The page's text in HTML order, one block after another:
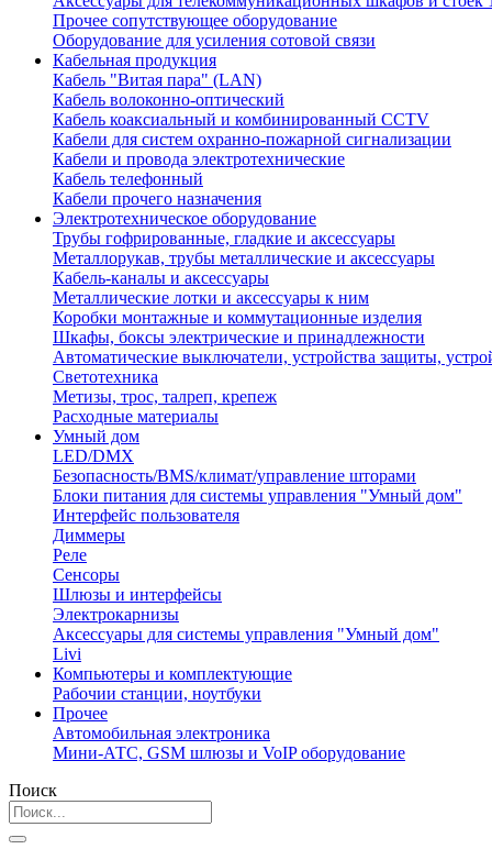
Прочее сопутствующее оборудование
Оборудование для усиления сотовой связи
Кабельная продукция
Кабель "Витая пара" (LAN)
Кабель волоконно-оптический
Кабель коаксиальный и комбинированный CCTV
Кабели для систем охранно-пожарной сигнализации
Кабели и провода электротехнические
Кабель телефонный
Кабели прочего назначения
Электротехническое оборудование
Трубы гофрированные, гладкие и аксессуары
Металлорукав, трубы металлические и аксессуары
Кабель-каналы и аксессуары
Металлические лотки и аксессуары к ним
Коробки монтажные и коммутационные изделия
Шкафы, боксы электрические и принадлежности
Автоматические выключатели, устройства защиты,
Светотехника
Метизы, трос, талреп, крепеж
Расходные материалы
Умный дом
LED/DMX
Безопасность/BMS/климат/управление шторами
Блоки питания для системы управления "Умный дом"
Интерфейс пользователя
Диммеры
Реле
Сенсоры
Шлюзы и интерфейсы
Электрокарнизы
Аксессуары для системы управления "Умный дом"
Livi
Компьютеры и комплектующие
Рабочии станции, ноутбуки
Прочее
Автомобильная электроника
Мини-АТС, GSM шлюзы и VoIP оборудование
Поиск